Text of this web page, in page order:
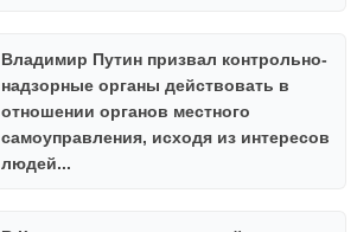
Владимир Путин призвал контрольно-
надзорные органы действовать в
отношении органов местного
самоуправления, исходя из интересов
людей...